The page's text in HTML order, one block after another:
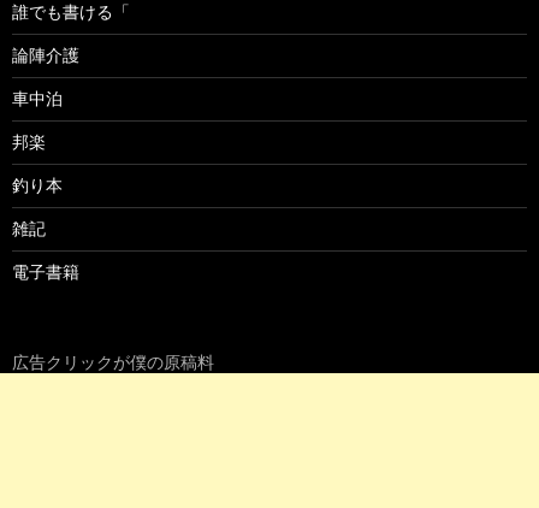
誰でも書ける「
論陣介護
車中泊
邦楽
釣り本
雑記
電子書籍
広告クリックが僕の原稿料